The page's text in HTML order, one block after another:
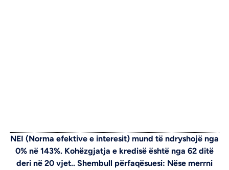
NEI (Norma efektive e interesit) mund të ndryshojë nga
0% në 143%. Kohëzgjatja e kredisë është nga 62 ditë
deri në 20 vjet.. Shembull përfaqësuesi: Nëse merrni